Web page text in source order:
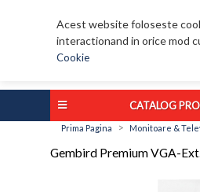
Acest website foloseste
interactionand in orice mod
Cookie
CATALOG
Prima Pagina > Monitoare &
Gembird Premium VGA-